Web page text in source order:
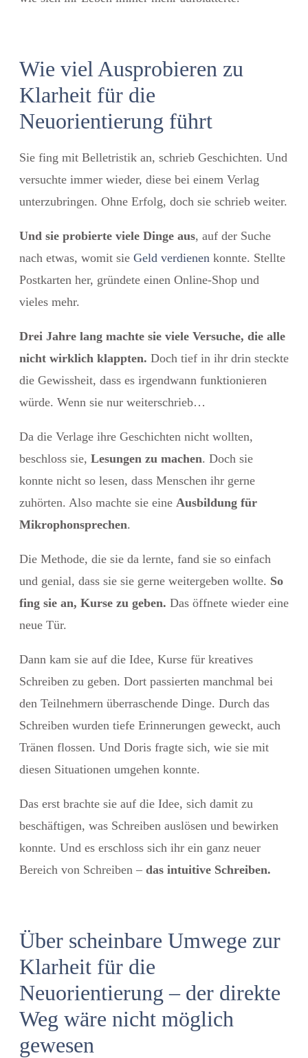
Wie viel Ausprobieren zu
Klarheit für die
Neuorientierung führt
Sie fing mit Belletristik an, schrieb Geschichten. Und
versuchte immer wieder, diese bei einem Verlag
unterzubringen. Ohne Erfolg, doch sie schrieb weiter.
Und sie probierte viele Dinge aus, auf der Suche
nach etwas, womit sie Geld verdienen konnte. Stellte
Postkarten her, gründete einen Online-Shop und
vieles mehr.
Drei Jahre lang machte sie viele Versuche, die alle
nicht wirklich klappten. Doch tief in ihr drin steckte
die Gewissheit, dass es irgendwann funktionieren
würde. Wenn sie nur weiterschrieb…
Da die Verlage ihre Geschichten nicht wollten,
beschloss sie, Lesungen zu machen. Doch sie
konnte nicht so lesen, dass Menschen ihr gerne
zuhörten. Also machte sie eine Ausbildung für
Mikrophonsprechen.
Die Methode, die sie da lernte, fand sie so einfach
und genial, dass sie sie gerne weitergeben wollte. So
fing sie an, Kurse zu geben. Das öffnete wieder eine
neue Tür.
Dann kam sie auf die Idee, Kurse für kreatives
Schreiben zu geben. Dort passierten manchmal bei
den Teilnehmern überraschende Dinge. Durch das
Schreiben wurden tiefe Erinnerungen geweckt, auch
Tränen flossen. Und Doris fragte sich, wie sie mit
diesen Situationen umgehen konnte.
Das erst brachte sie auf die Idee, sich damit zu
beschäftigen, was Schreiben auslösen und bewirken
konnte. Und es erschloss sich ihr ein ganz neuer
Bereich von Schreiben – das intuitive Schreiben.
Über scheinbare Umwege zur
Klarheit für die
Neuorientierung – der direkte
Weg wäre nicht möglich
gewesen